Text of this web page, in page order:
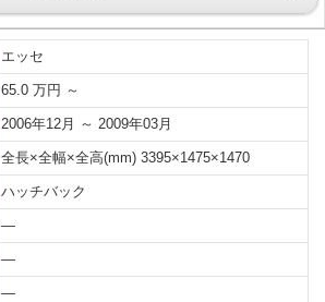
エッセ
65.0 万円 ～
2006年12月 ～ 2009年03月
全長×全幅×全高(mm) 3395×1475×1470
ハッチバック
―
―
―